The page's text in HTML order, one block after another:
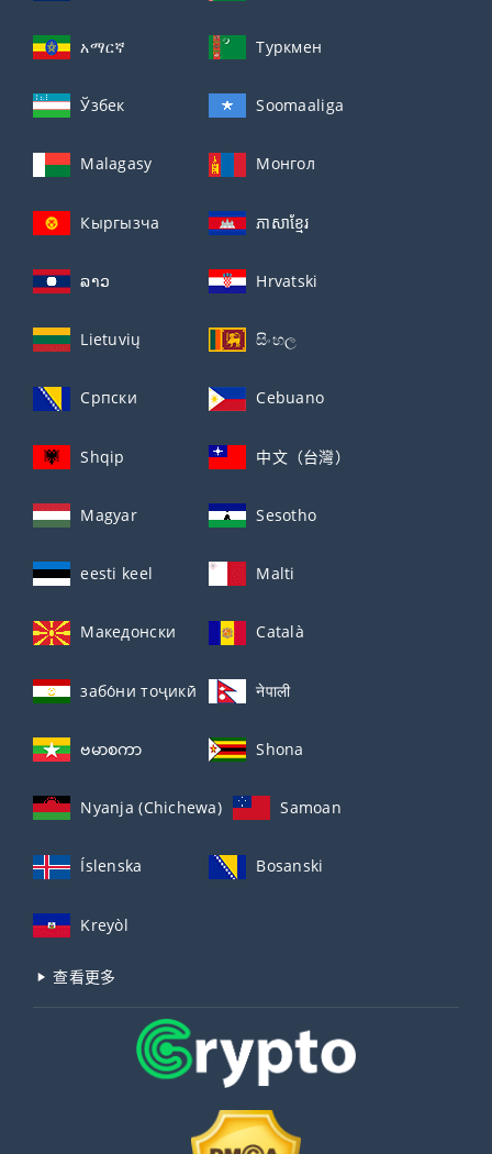
አማርኛ Туркмен
Ўзбек Soomaaliga
Malagasy Монгол
Кыргызча ភាសាខ្មែរ
ລາວ Hrvatski
Lietuvių සිංහල
Српски Cebuano
Shqip 中文（台灣）
Magyar Sesotho
eesti keel Malti
Македонски Català
забо́ни тоҷикӣ́ नेपाली
ဗမာစကာ Shona
Nyanja (Chichewa) Samoan
Íslenska Bosanski
Kreyòl
查看更多